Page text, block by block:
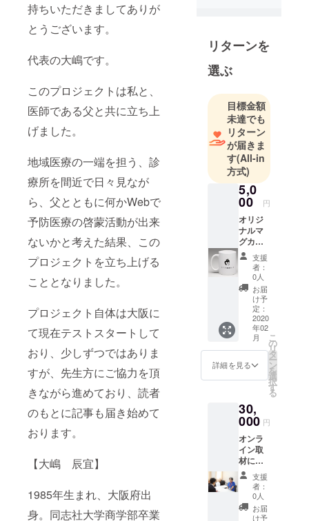
持ちいただきましてありが
とうございます。
代表の大嶋です。
このプロジェクトは私と、
医師である父と共に立ち上
げました。
地域医療の一端を担う、診
療所を間近で日々見なが
ら、父とともに何かWebで
予防医療の啓蒙活動が出来
ないかと考えた結果、この
プロジェクトを立ち上げる
こととなりました。
プロジェクト自体は大阪に
て現在テストスタートして
おり、少しずつではありま
すが、先生方にご協力を頂
きながら進めており、読者
のもとに記事も届き始めて
おります。
【大嶋 辰宜】
1985年生まれ、大阪府出
身。同志社大学商学部卒業
リターンを
選ぶ
目標金額
未達でも
リターン
が届きま
す(All-in
方式)
5,0
00 円
オリジ
ナルマ
グカッ
プをお
届け致
しま
す。 医
療従事
者様以
外の個
人様、
施設と
しての
ご支援
はいた
だけな
人での
ご支援
を頂け
る医療
従事者
様への
感謝の
お気持
ちとし
て、日
頃お使
支援
者：
0人
お届
け予
定：
2020
年02
月
詳細を見る
こ
の
リ
タ
ー
ン
を
選
択
す
る
30,
000 円
オンラ
イン取
材によ
る施設
紹介記
事の掲
載
30,000
支援
者：
0人
お届
け予